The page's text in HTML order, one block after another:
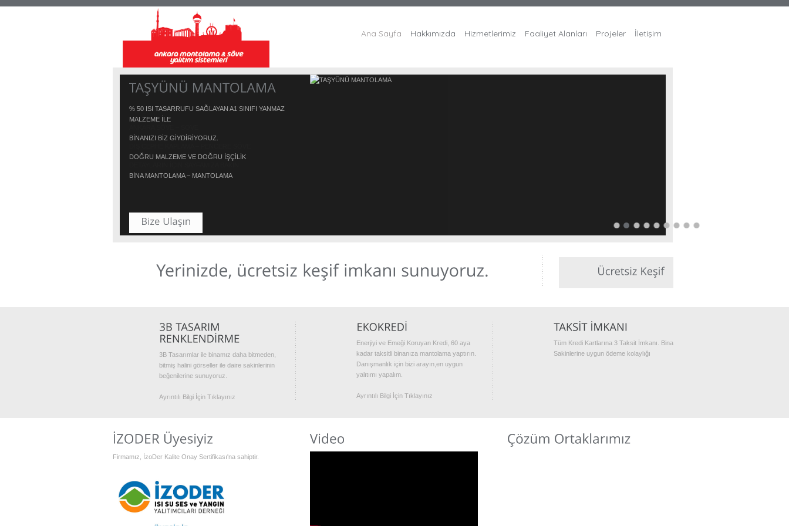
Ana Sayfa Hakkımızda Hizmetlerimiz Faaliyet Alanları Projeler İletişim
% 50 ISI TASARRUFU SAĞLAYAN A1 SINIFI YANMAZ
MALZEME İLE
BİNANIZI BİZ GİYDİRİYORUZ.
DOĞRU MALZEME VE DOĞRU İŞÇİLİK
BİNA MANTOLAMA – MANTOLAMA
3B Tasarımlar ile binamız daha bitmeden,
bitmiş halini görseller ile daire sakinlerinin
beğenilerine sunuyoruz.
Ayrıntılı Bilgi İçin Tıklayınız
Enerjiyi ve Emeği Koruyan Kredi, 60 aya
kadar taksitli binanıza mantolama yaptırın.
Danışmanlık için bizi arayın,en uygun
yalıtımı yapalım.
Ayrıntılı Bilgi İçin Tıklayınız
Tüm Kredi Kartlarına 3 Taksit İmkanı. Bina
Sakinlerine uygun ödeme kolaylığı
Firmamız, İzoDer Kalite Onay Sertifikası'na sahiptir.